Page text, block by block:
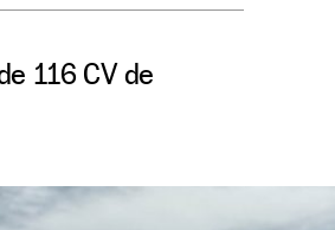
116 CV de